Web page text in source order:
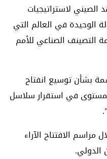
لاستراتيجيات
الوحيدة في العالم التي
التصينف الصناعي للأمم
بشأن توسيع انفتاح
في استقرار سلاسل
الافتتاح الآراء
الدولي.